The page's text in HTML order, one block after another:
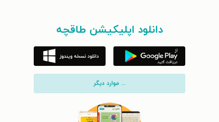
دانلود اپلیکیشن طاقچه
... موارد دیگر